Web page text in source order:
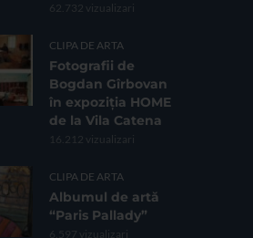
62.732 vizualizari
CLIPA DE ARTA
Fotografii de
Bogdan Gîrbovan
în expoziția HOME
de la Vila Catena
16.212 vizualizari
CLIPA DE ARTA
Albumul de artă
“Paris Pallady”
6.597 vizualizari